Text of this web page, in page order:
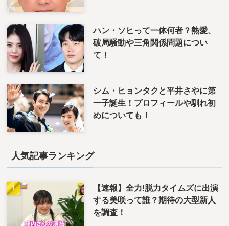
ハン・ソヒって一体何者？熱愛、
破局騒動や三角関係問題につい
て！
シム・ヒョンタクと平井さやに第
一子誕生！プロフィールや馴れ初
めについても！
人気記事ランキング
【速報】全力!脱力タイムズに出演
する美咲って誰？期待の大型新人
を調査！